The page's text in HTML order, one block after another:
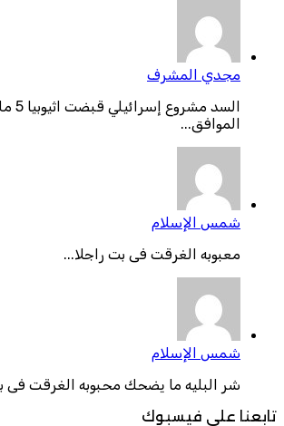
مجدي المشرف
الموافق...
شمس الإسلام
معبوبه الغرقت فى بت راجلا...
شمس الإسلام
شر البليه ما يضحك محبوبه الغرقت فى
تابعنا على فيسبوك